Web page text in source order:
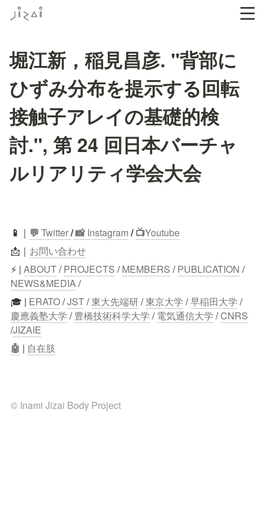
堀江新，稲見昌彦. "背部に
ひずみ分布を提示する回転
接触子アレイの基礎的検
討.", 第 24 回日本バーチャ
ルリアリティ学会大会
📱 ｜ 💬 Twitter/ 📸 Instagram / 📺Youtube
📩｜ お問い合わせ
⚡ | ABOUT / PROJECTS / MEMBERS / PUBLICATION /
NEWS&MEDIA /
🎓 | ERATO / JST / 東大先端研 / 東京大学 / 早稲田大学 /
慶應義塾大学 / 豊橋技術科学大学 / 電気通信大学 / CNRS
/JIZAIE
🤖 | 自在肢
© Inami Jizai Body Project